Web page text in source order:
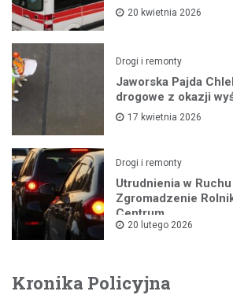
20 kwietnia 2026
Drogi i remonty
Jaworska Pajda
drogowe z okazji
17 kwietnia 2026
Drogi i remonty
Utrudnienia w
Zgromadzenie
Centrum
20 lutego 2026
Kronika Policyjna